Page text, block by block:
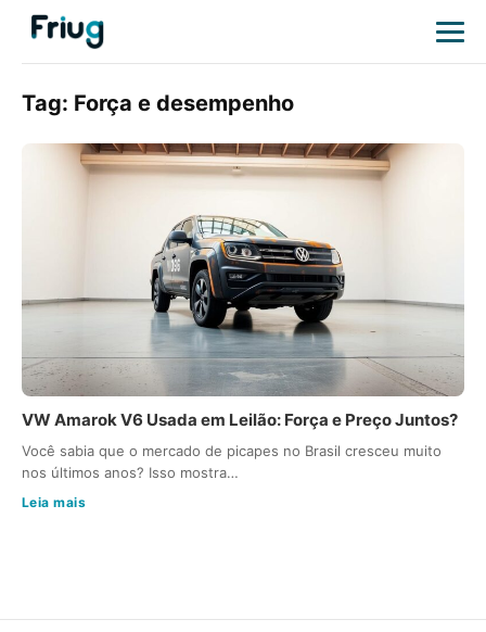
Tag: Força e desempenho
VW Amarok V6 Usada em Leilão: Força e Preço Juntos?
Você sabia que o mercado de picapes no Brasil cresceu muito
nos últimos anos? Isso mostra…
Leia mais